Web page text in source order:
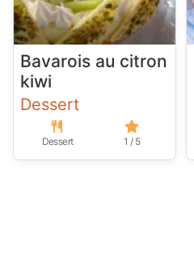
Bavarois au citron
kiwi
Dessert
Dessert 1 / 5